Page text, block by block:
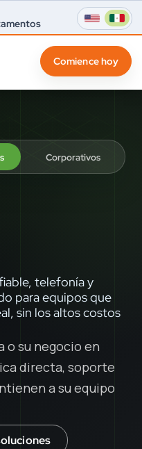
Comience hoy
Corporativos
telefonía y
para equipos que
sin los altos costos
o su negocio en
directa, soporte
a su equipo